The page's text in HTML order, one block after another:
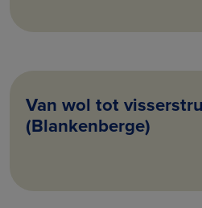
Van wol tot
(Blankenberge)